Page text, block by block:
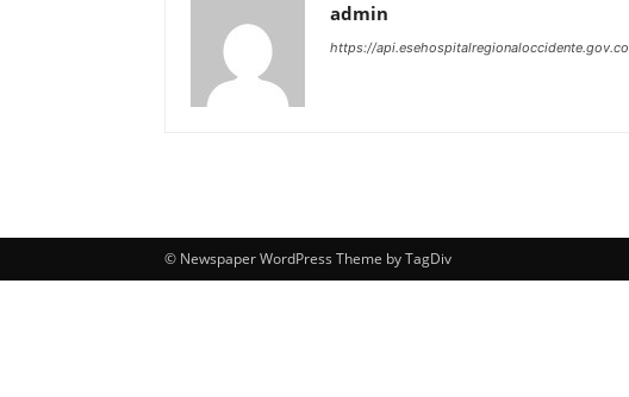
admin
https://api.esehospitalregionaloccidente.gov.co
© Newspaper WordPress Theme by TagDiv